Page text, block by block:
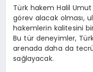
Türk hakem Halil Umut
görev alacak olması,
hakemlerin kalitesini
Bu tür deneyimler,
arenada daha da
sağlayacak.